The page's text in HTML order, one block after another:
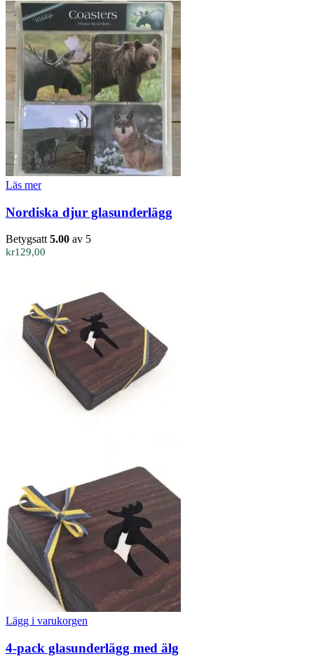
var:
kr229,00.
är:
kr171,00.
Läs mer
Nordiska djur glasunderlägg
Betygsatt 5.00 av 5
kr129,00
Lägg i varukorgen
4-pack glasunderlägg med älg